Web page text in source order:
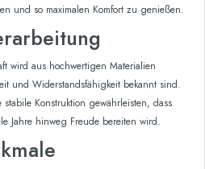
und so maximalen Komfort zu genießen.
wird aus hochwertigen Materialien
und Widerstandsfähigkeit bekannt sind.
Konstruktion gewährleisten, dass
Jahre hinweg Freude bereiten wird.